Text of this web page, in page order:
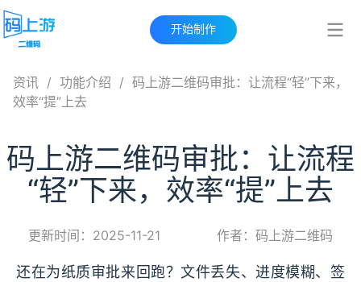
开始制作
资讯 / 功能介绍 / 码上游二维码审批：让流程“轻”下来，
效率“提”上去
码上游二维码审批：让流程
“轻”下来，效率“提”上去
更新时间：2025-11-21 作者：码上游二维码
还在为纸质审批来回跑？文件丢失、进度模糊、签